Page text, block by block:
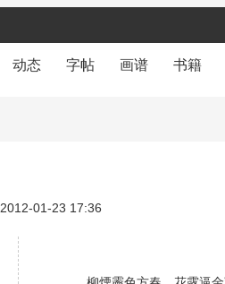
动态 字帖 画谱 书籍
2012-01-23 17:36